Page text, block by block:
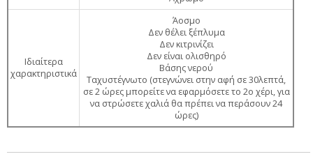
Ιδιαίτερα
χαρακτηριστικά
Άοσμο
Δεν θέλει ξέπλυμα
Δεν κιτρινίζει
Δεν είναι ολισθηρό
Βάσης νερού
Ταχυστέγνωτο (στεγνώνει στην αφή σε 30λεπτά,
σε 2 ώρες μπορείτε να εφαρμόσετε το 2ο χέρι, για
να στρώσετε χαλιά θα πρέπει να περάσουν 24
ώρες)